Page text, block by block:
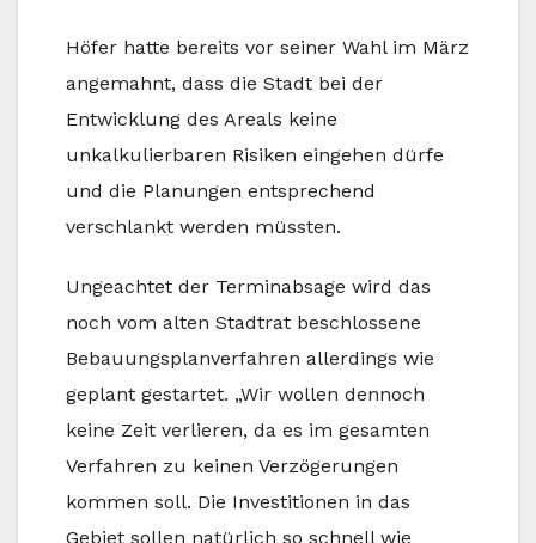
Höfer hatte bereits vor seiner Wahl im März
angemahnt, dass die Stadt bei der
Entwicklung des Areals keine
unkalkulierbaren Risiken eingehen dürfe
und die Planungen entsprechend
verschlankt werden müssten.
Ungeachtet der Terminabsage wird das
noch vom alten Stadtrat beschlossene
Bebauungsplanverfahren allerdings wie
geplant gestartet. „Wir wollen dennoch
keine Zeit verlieren, da es im gesamten
Verfahren zu keinen Verzögerungen
kommen soll. Die Investitionen in das
Gebiet sollen natürlich so schnell wie